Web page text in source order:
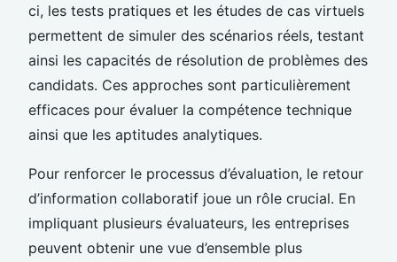
ci, les tests pratiques et les études de cas virtuels
permettent de simuler des scénarios réels, testant
ainsi les capacités de résolution de problèmes des
candidats. Ces approches sont particulièrement
efficaces pour évaluer la compétence technique
ainsi que les aptitudes analytiques.
Pour renforcer le processus d’évaluation, le retour
d’information collaboratif joue un rôle crucial. En
impliquant plusieurs évaluateurs, les entreprises
peuvent obtenir une vue d’ensemble plus